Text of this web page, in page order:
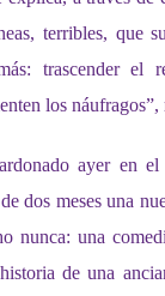
terribles, que
trascender el
los náufragos”,
ayeren el
dos meses una
nunca: una
de una